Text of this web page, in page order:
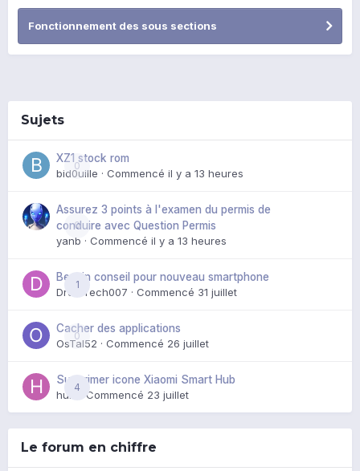
Fonctionnement des sous sections
Sujets
0
XZ1 stock rom
bid0uille · Commencé il y a 13 heures
0
Assurez 3 points à l'examen du permis de
conduire avec Question Permis
yanb · Commencé il y a 13 heures
1
Besoin conseil pour nouveau smartphone
DroidTech007 · Commencé 31 juillet
0
Cacher des applications
OsTal52 · Commencé 26 juillet
4
Supprimer icone Xiaomi Smart Hub
huik · Commencé 23 juillet
Le forum en chiffre